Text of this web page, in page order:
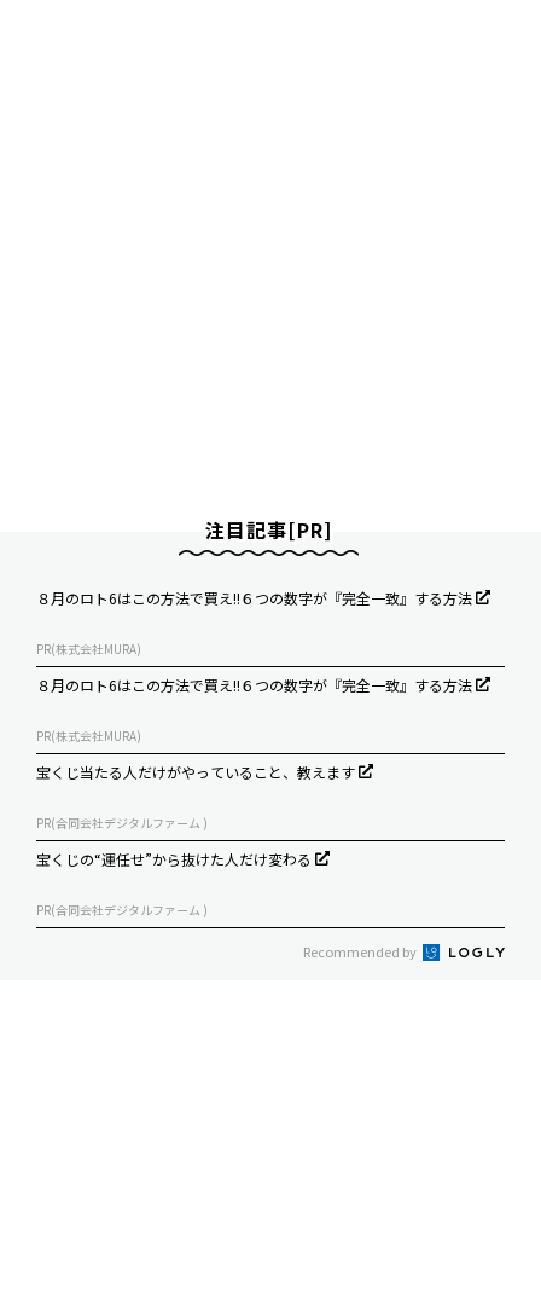
注目記事[PR]
８月のロト6はこの方法で買え!!６つの数字が『完全一致』する方法
PR(株式会社MURA)
８月のロト6はこの方法で買え!!６つの数字が『完全一致』する方法
PR(株式会社MURA)
宝くじ当たる人だけがやっていること、教えます
PR(合同会社デジタルファーム )
宝くじの“運任せ”から抜けた人だけ変わる
PR(合同会社デジタルファーム )
Recommended by